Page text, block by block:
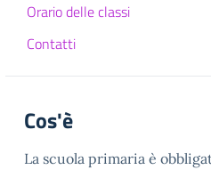
Orario delle classi
Contatti
Cos'è
La scuola primaria è